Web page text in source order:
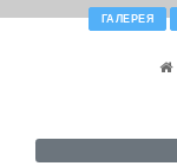
ГАЛЕРЕЯ